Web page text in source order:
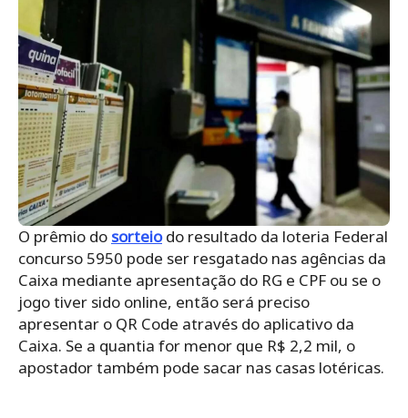
O prêmio do sorteiodo resultado da loteria Federal
concurso 5950 pode ser resgatado nas agências da
Caixa mediante apresentação do RG e CPF ou se o
jogo tiver sido online, então será preciso
apresentar o QR Code através do aplicativo da
Caixa. Se a quantia for menor que R$ 2,2 mil, o
apostador também pode sacar nas casas lotéricas.